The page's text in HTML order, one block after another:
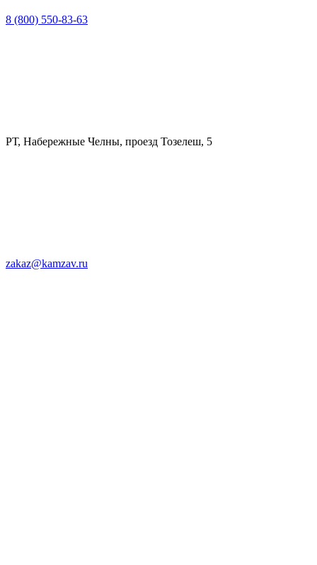
8 (800) 550-83-63
РТ, Набережные Челны, проезд Тозелеш, 5
zakaz@kamzav.ru